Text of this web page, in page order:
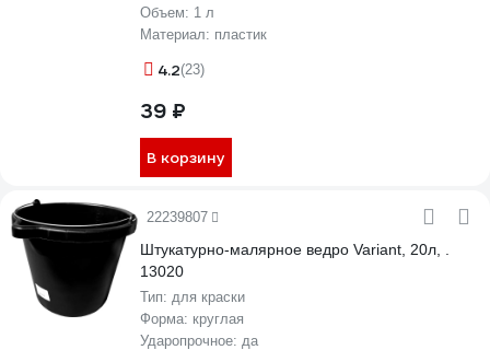
Объем: 1 л
Материал: пластик
4.2(23)
39 ₽
В корзину
22239807
Штукатурно-малярное ведро Variant, 20л, .
13020
Тип: для краски
Форма: круглая
Ударопрочное: да